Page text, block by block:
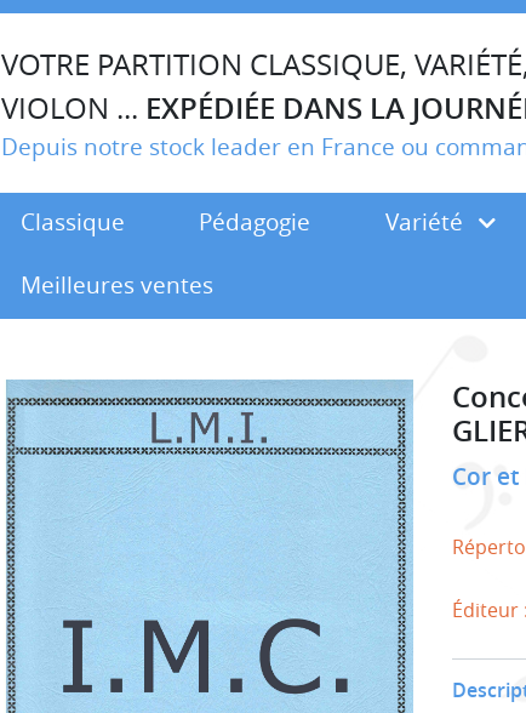
VOTRE PARTITION CLASSIQUE,
VIOLON ... EXPÉDIÉE DANS LA
Depuis notre stock leader en France ou
Classique Pédagogie Variété
Meilleures ventes
Cor et
Éditeur :